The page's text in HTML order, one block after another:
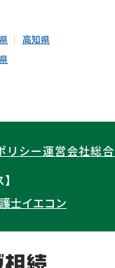
高知県
リシー運営会社総
士イエコン